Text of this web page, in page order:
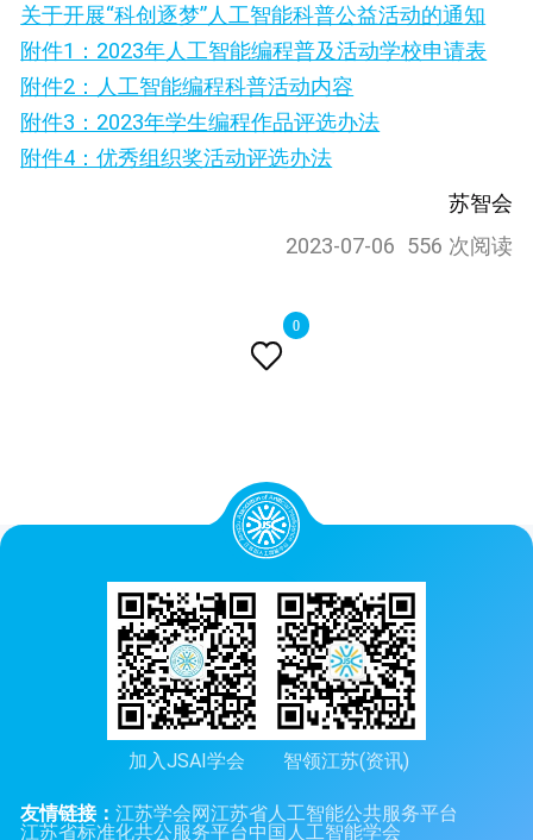

0
关于开展“科创逐梦”人工智能科普公益活动的通知
附件1：2023年人工智能编程普及活动学校申请表
附件2：人工智能编程科普活动内容
附件3：2023年学生编程作品评选办法
附件4：优秀组织奖活动评选办法
苏智会
2023-07-06 556 次阅读
加入JSAI学会 智领江苏(资讯)
友情链接：江苏学会网江苏省人工智能公共服务平台
江苏省标准化共公服务平台中国人工智能学会